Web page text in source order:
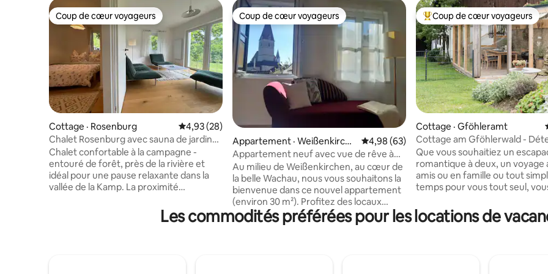
Coup de cœur voyageurs
Coup de cœur voyageurs
Cottage · Rosenburg Note moyenne de 4,93 sur 5, 28 commentaires
4,93 (28)
Chalet Rosenburg avec sauna de jardin
privé
Chalet confortable à la campagne -
entouré de forêt, près de la rivière et
idéal pour une pause relaxante dans la
vallée de la Kamp. La proximité
du château de Gars est idéale pour les
clients qui souhaitent combiner leur
Coup de cœur voyageurs
Coup de cœur voyageurs
Appartement · Weißenkirche
n in der Wachau
Note moyenne de 4,98 sur 5, 63
4,98 (63)
Appartement neuf avec vue de rêve à
Weißenkirchen
Au milieu de Weißenkirchen, au cœur de
la belle Wachau, nous vous souhaitons la
bienvenue dans ce nouvel appartement
(environ 30 m²). Profitez des locaux
modernes et confortables au milieu d'un
magnifique paysage culturel.
Coup de cœur voyageurs
Coup de cœur voyageurs
Cottage · Gföhleramt
Cottage am Gföhlerwald -
paradis
Que vous souhaitiez un
romantique à deux, un voyage
amis ou en famille ou tout
temps pour vous tout seul,
mettons volontiers un lit bébé
d'appoint dans la chambre à
vous pouvez profiter en
Les commodités préférées pour les locations de